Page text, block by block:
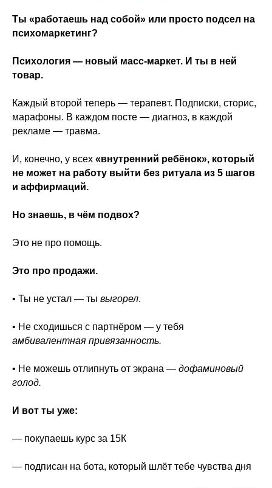
Ты «работаешь над собой» или просто подсел на
психомаркетинг?
Психология — новый масс-маркет. И ты в ней
товар.
Каждый второй теперь — терапевт. Подписки, сторис,
марафоны. В каждом посте — диагноз, в каждой
рекламе — травма.
И, конечно, у всех «внутренний ребёнок», который
не может на работу выйти без ритуала из 5 шагов
и аффирмаций.
Но знаешь, в чём подвох?
Это не про помощь.
Это про продажи.
• Ты не устал — ты выгорел.
• Не сходишься с партнёром — у тебя
амбивалентная привязанность.
• Не можешь отлипнуть от экрана — дофаминовый
голод.
И вот ты уже:
— покупаешь курс за 15К
— подписан на бота, который шлёт тебе чувства дня